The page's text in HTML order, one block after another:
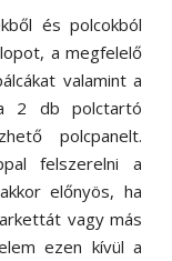
és polcokból
a megfelelő
valamint a
2 db polctartó
polcpanelt.
felszerelni a
előnyös, ha
vagy más
ezen kívül a